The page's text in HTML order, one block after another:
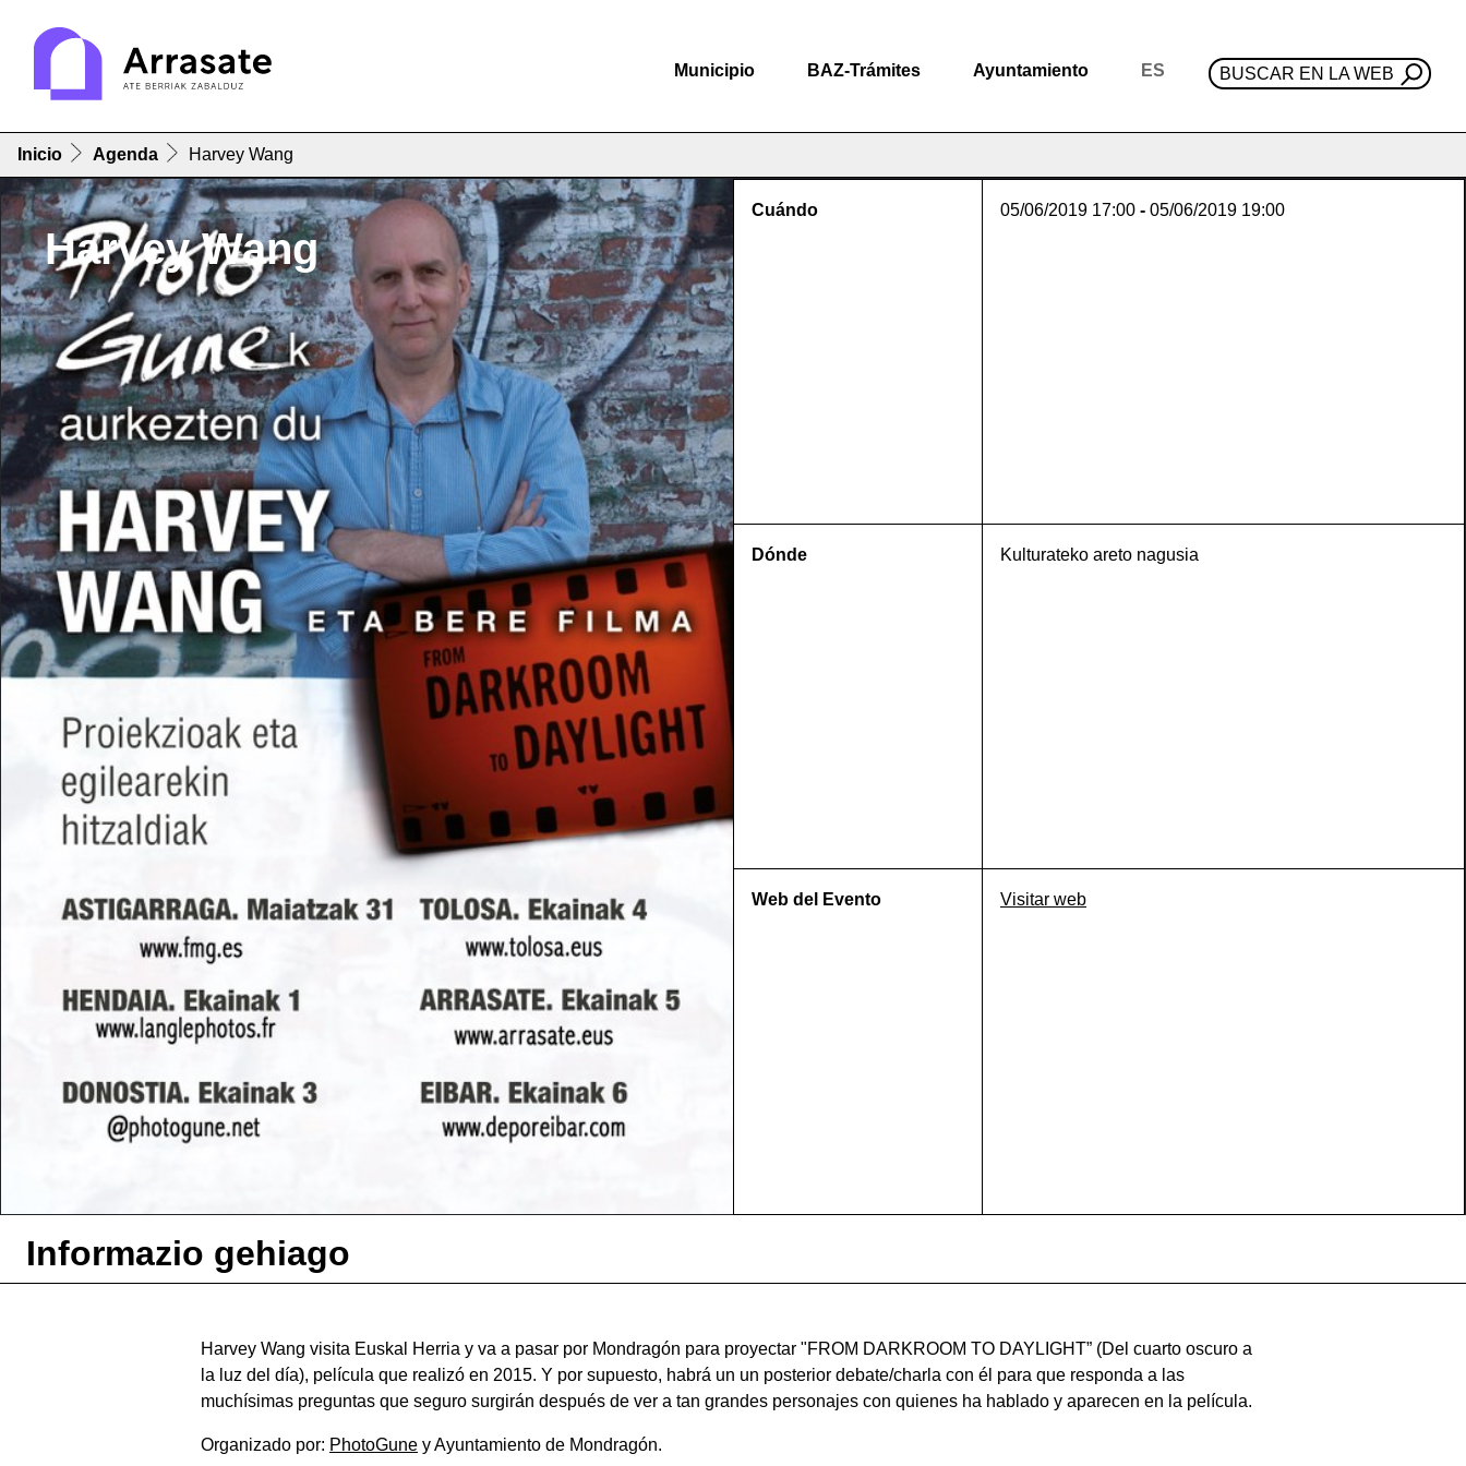
Municipio BAZ-Trámites Ayuntamiento ES BUSCAR EN LA WEB
Inicio Agenda Harvey Wang
Harvey Wang
Cuándo 05/06/2019 17:00 - 05/06/2019 19:00
Dónde Kulturateko areto nagusia
Web del Evento Visitar web
Informazio gehiago
Harvey Wang visita Euskal Herria y va a pasar por Mondragón para proyectar "FROM DARKROOM TO DAYLIGHT” (Del cuarto oscuro a
la luz del día), película que realizó en 2015. Y por supuesto, habrá un un posterior debate/charla con él para que responda a las
muchísimas preguntas que seguro surgirán después de ver a tan grandes personajes con quienes ha hablado y aparecen en la película.
Organizado por: PhotoGune y Ayuntamiento de Mondragón.